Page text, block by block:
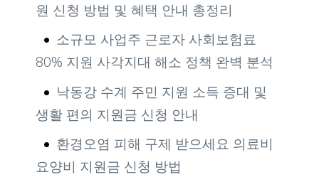
원 신청 방법 및 혜택 안내 총정리
소규모 사업주 근로자 사회보험료
80% 지원 사각지대 해소 정책 완벽 분석
낙동강 수계 주민 지원 소득 증대 및
생활 편의 지원금 신청 안내
환경오염 피해 구제 받으세요 의료비
요양비 지원금 신청 방법